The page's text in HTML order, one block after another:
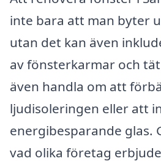
inte bara att man byter
utan det kan även
av fönsterkarmar och
även handla om att
ljudisoleringen eller att
energibesparande glas.
vad olika företag